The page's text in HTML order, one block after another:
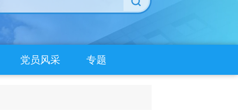
党员风采 专题